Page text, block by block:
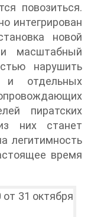
повозиться.
интегрирован
новой
масштабный
нарушить
и отдельных
пиратских
них станет
легитимность
время